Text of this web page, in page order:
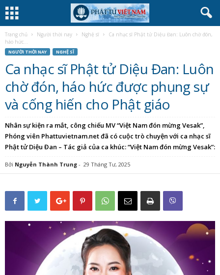
Trang chủ Người thời nay Nghệ sĩ
Ca nhạc sĩ Phật tử Diệu Đan: Luôn chờ đón,
háo hức...
NGƯỜI THỜI NAY NGHỆ SĨ
Ca nhạc sĩ Phật tử Diệu Đan: Luôn
chờ đón, háo hức được phụng sự
và cống hiến cho Phật giáo
Nhân sự kiện ra mắt, công chiếu MV “Việt Nam đón mừng Vesak”,
Phóng viên Phattuvietnam.net đã có cuộc trò chuyện với ca nhạc sĩ
Phật tử Diệu Đan – Tác giả của ca khúc: “Việt Nam đón mừng Vesak”:
Bởi Nguyễn Thành Trung - 29 Tháng Tư, 2025